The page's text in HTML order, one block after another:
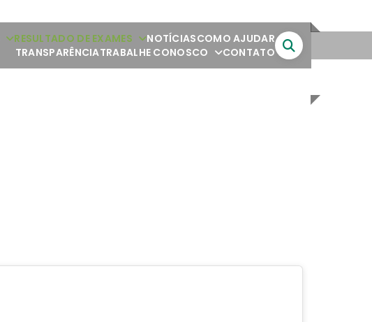
RESULTADO DE EXAMES NOTÍCIASCOMO AJUDAR
TRANSPARÊNCIATRABALHE CONOSCO CONTATO